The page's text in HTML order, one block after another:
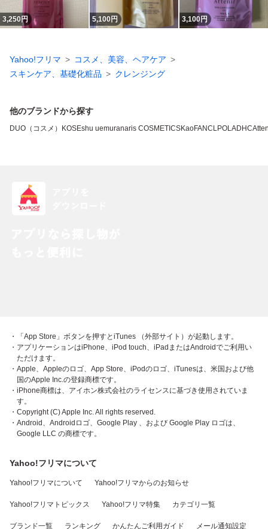
3,250円 5,100円 3,100円
Yahoo!フリマ
コスメ、美容、ヘアケア
スキンケア、基礎化粧品
クレンジング
他のブランドから探す
DUO（コスメ） KOSEshu uemuranaris COSMETICSKaoFANCLPOLADHC
・「App Store」ボタンを押すとiTunes （外部サイト）が起動します。
・アプリケーションはiPhone、iPod touch、iPadまたはAndroidでご利用い
ただけます。
・Apple、Appleのロゴ、App Store、iPodのロゴ、iTunesは、米国および他
国のApple Inc.の登録商標です。
・iPhone商標は、アイホン株式会社のライセンスに基づき使用されていま
す。
・Copyright (C) Apple Inc. All rights reserved.
・Android、Androidロゴ、Google Play 、および Google Play ロゴは、
Google LLC の商標です。
Yahoo!フリマについて
Yahoo!フリマについて Yahoo!フリマからのお知らせ
Yahoo!フリマトピックス Yahoo!フリマ特集 カテゴリ一覧
ブランド一覧 ランキング かんたんご利用ガイド メール通知設定